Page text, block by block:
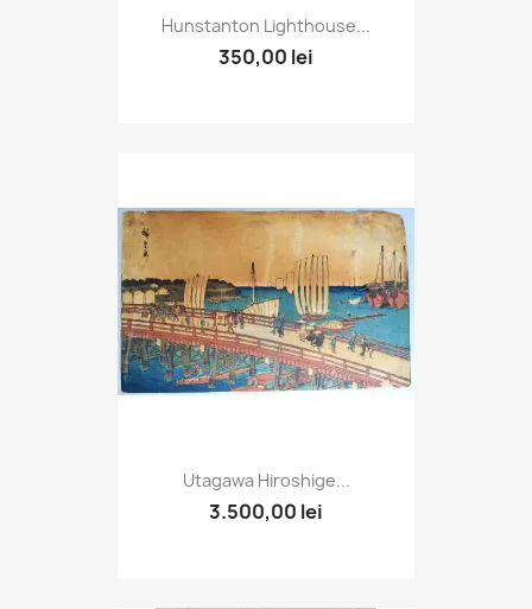
Hunstanton Lighthouse...
350,00 lei
Utagawa Hiroshige...
3.500,00 lei